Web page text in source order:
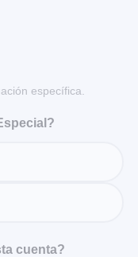
específica.
cuenta?